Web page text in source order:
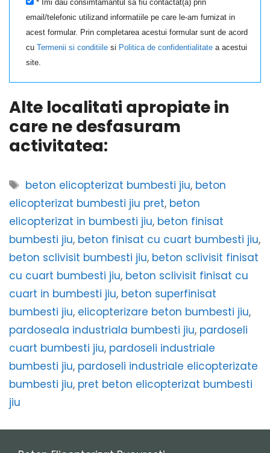
* Imi dau consimtamantul sa fiu contactat(a) prin
email/telefonic utilizand informatiile pe care le-am furnizat in
acest formular. Prin completarea acestui formular sunt de acord
cuTermenii si conditiile si Politica de confidentialitate a acestui
site.
Alte localitati apropiate in
care ne desfasuram
activitatea:
Etichete
beton elicopterizat bumbesti jiu, beton
elicopterizat bumbesti jiu pret, beton
elicopterizat in bumbesti jiu, beton finisat
bumbesti jiu, beton finisat cu cuart bumbesti jiu,
beton sclivisit bumbesti jiu, beton sclivisit finisat
cu cuart bumbesti jiu, beton sclivisit finisat cu
cuart in bumbesti jiu, beton superfinisat
bumbesti jiu, elicopterizare beton bumbesti jiu,
pardoseala industriala bumbesti jiu, pardoseli
cuart bumbesti jiu, pardoseli industriale
bumbesti jiu, pardoseli industriale elicopterizate
bumbesti jiu, pret beton elicopterizat bumbesti
jiu